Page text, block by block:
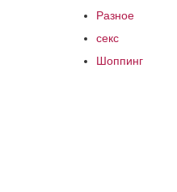
Разное
секс
Шоппинг